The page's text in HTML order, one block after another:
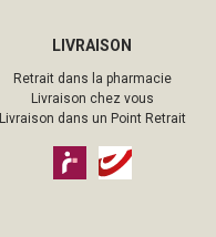
LIVRAISON
Retrait dans la pharmacie
Livraison chez vous
Livraison dans un Point Retrait